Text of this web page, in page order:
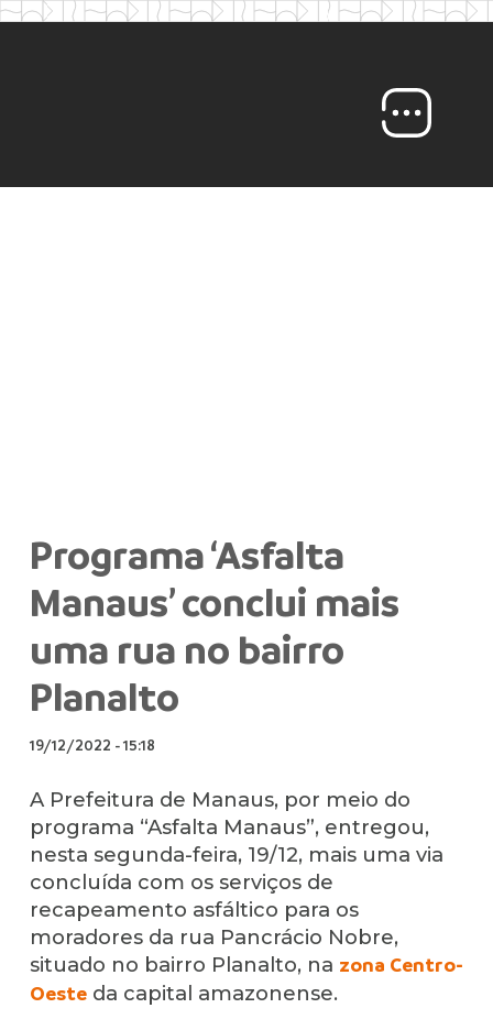
Programa ‘Asfalta
Manaus’ conclui mais
uma rua no bairro
Planalto
19/12/2022 -15:18
A Prefeitura de Manaus, por meio do
programa “Asfalta Manaus”, entregou,
nesta segunda-feira, 19/12, mais uma via
concluída com os serviços de
recapeamento asfáltico para os
moradores da rua Pancrácio Nobre,
situado no bairro Planalto, na zona Centro-
Oesteda capital amazonense.